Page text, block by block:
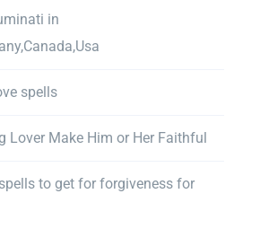
in
spells
Lover Make Him or Her Faithful
to get for forgiveness for